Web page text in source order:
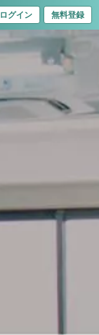
ログイン 無料登録